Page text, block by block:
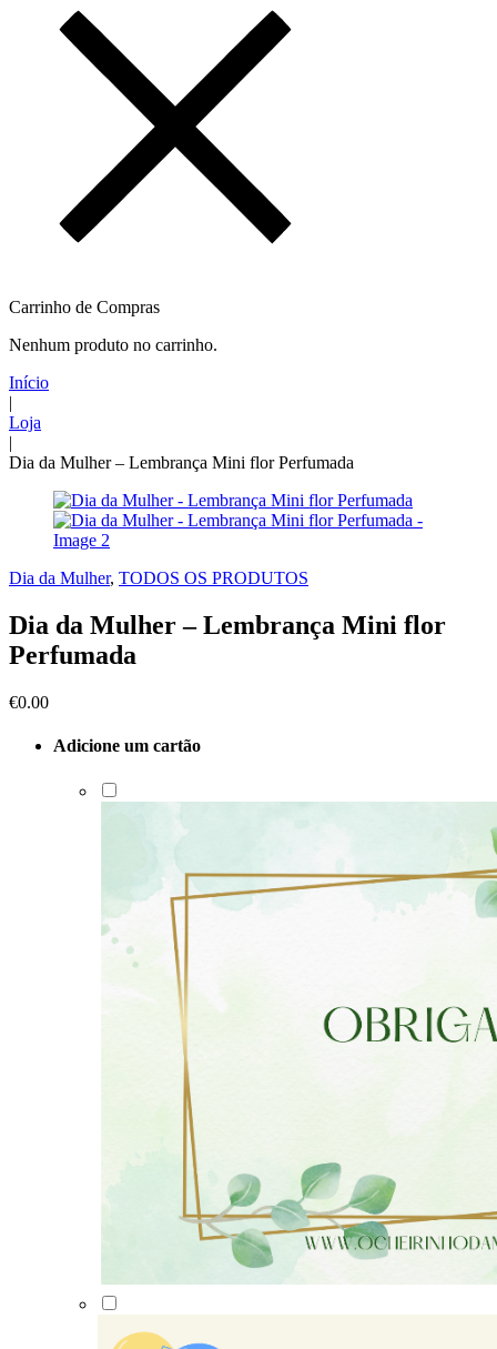
Carrinho de Compras
Nenhum produto no carrinho.
Início
|
Loja
|
Dia da Mulher – Lembrança Mini flor Perfumada
Dia da Mulher, TODOS OS PRODUTOS
Dia da Mulher – Lembrança Mini flor
Perfumada
€0.00
Adicione um cartão